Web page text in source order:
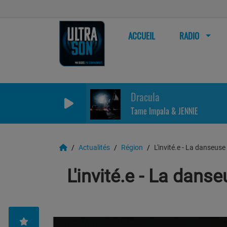
ACCUEIL RADIO
Dracula
Tame Impala & JENNIE
Actualités Région L'invité.e - La
L'invité.e - La